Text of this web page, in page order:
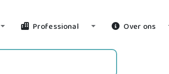
Toggle Dropdown
Professional Toggle Dropdown
Over ons